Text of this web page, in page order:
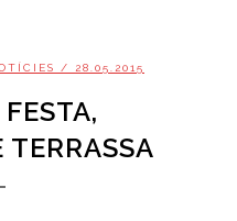
/ 28.05.2015
TERRASSA